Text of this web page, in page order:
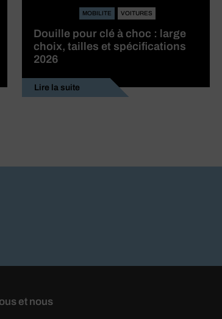
MOBILITE VOITURES
Douille pour clé à choc : large
choix, tailles et spécifications
2026
Lire la suite
et nous